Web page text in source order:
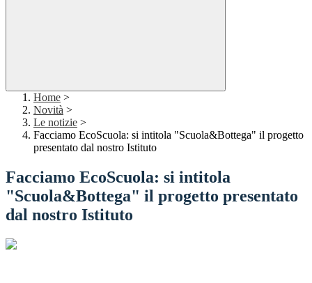
Home >
Novità >
Le notizie >
Facciamo EcoScuola: si intitola "Scuola&Bottega" il progetto
presentato dal nostro Istituto
Facciamo EcoScuola: si intitola
"Scuola&Bottega" il progetto presentato
dal nostro Istituto